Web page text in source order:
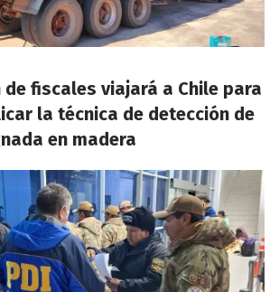
de fiscales viajará a Chile para
la técnica de detección de
en madera